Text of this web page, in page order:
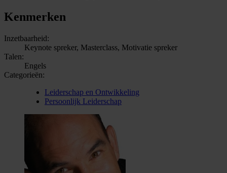
Kenmerken
Inzetbaarheid:
Keynote spreker, Masterclass, Motivatie spreker
Talen:
Engels
Categorieën:
Leiderschap en Ontwikkeling
Persoonlijk Leiderschap